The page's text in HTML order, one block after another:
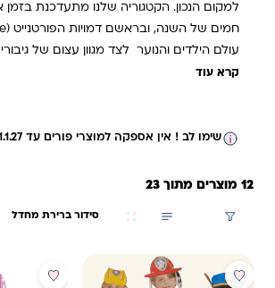
למקום הנכון. הקטגוריה שלנו מתעדכנת בזמן
עולם הילדים והנוער לצד מגוון עצום של גיבורי על
מבית היוצר של שושי זוהר אנו מציעים חוויית
ומבצעים מיוחדים לחג נוחות מקסימלית: הזמנה קלה
לילדכם את התחפושת המנצחת של פורים 2026 כבר עכשיו!
קרא עוד
שימו לב ! אין אספקה למוצרי פורים עד 1.1.27
סינון
מבצע